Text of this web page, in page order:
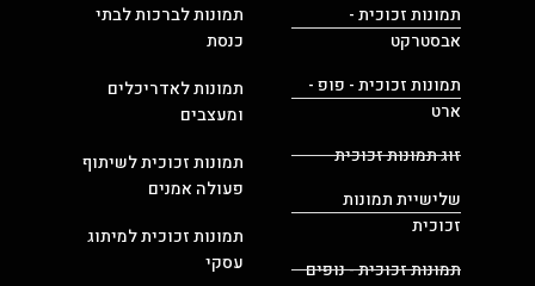
תמונות זכוכית -
אבסטרקט
תמונות זכוכית - פופ -
ארט
זוג תמונות זכוכית
שלישיית תמונות
זכוכית
תמונות זכוכית - נופים
תמונות לברכות לבתי
כנסת
תמונות לאדריכלים
ומעצבים
תמונות זכוכית לשיתוף
פעולה אמנים
תמונות זכוכית למיתוג
עסקי